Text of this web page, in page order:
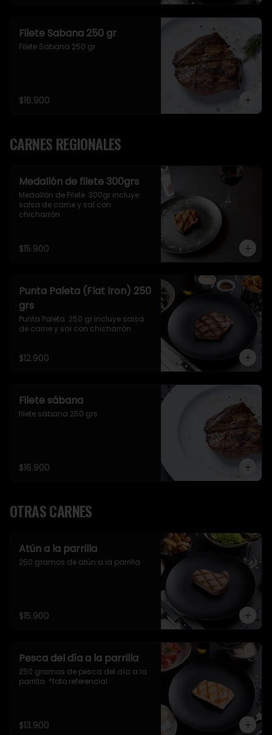
Filete Sabana 250 gr
Filete Sabana 250 gr
$16.900
CARNES REGIONALES
Medallón de filete 300grs
Medallón de Filete  300gr incluye
salsa de carne y sal con
chicharrón
$15.900
Punta Paleta (Flat Iron) 250
grs
Punta Paleta  250 gr incluye salsa
de carne y sal con chicharrón
$12.900
Filete sábana
filete sábana 250 grs
$16.900
OTRAS CARNES
Atún a la parrilla
250 gramos de atún a la parrilla
$15.900
Pesca del día a la parrilla
250 gramos de pesca del día a la
parrilla  *foto referencial
$13.900